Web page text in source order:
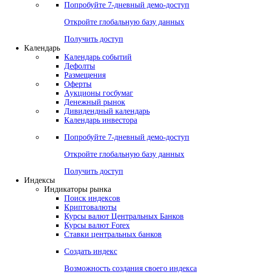
Попробуйте 7-дневный демо-доступ
Откройте глобальную базу данных
Получить доступ
Календарь
Календарь событий
Дефолты
Размещения
Оферты
Аукционы госбумаг
Денежный рынок
Дивидендный календарь
Календарь инвестора
Попробуйте 7-дневный демо-доступ
Откройте глобальную базу данных
Получить доступ
Индексы
Индикаторы рынка
Поиск индексов
Криптовалюты
Курсы валют Центральных Банков
Курсы валют Forex
Ставки центральных банков
Создать индекс
Возможность создания своего индекса